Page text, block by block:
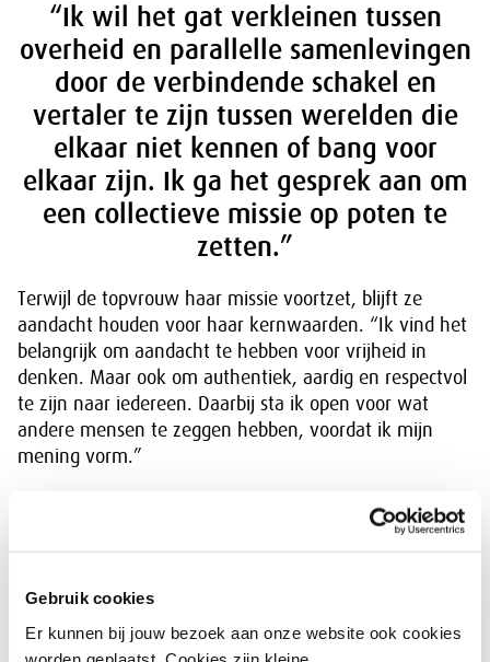
Gebruik cookies
Er kunnen bij jouw bezoek aan onze website ook cookies
“Ik wil het gat verkleinen tussen
overheid en parallelle samenlevingen
door de verbindende schakel en
vertaler te zijn tussen werelden die
elkaar niet kennen of bang voor
elkaar zijn. Ik ga het gesprek aan om
een collectieve missie op poten te
zetten.”
Terwijl de topvrouw haar missie voortzet, blijft ze
aandacht houden voor haar kernwaarden. “Ik vind het
belangrijk om aandacht te hebben voor vrijheid in
denken. Maar ook om authentiek, aardig en respectvol
te zijn naar iedereen. Daarbij sta ik open voor wat
andere mensen te zeggen hebben, voordat ik mijn
mening vorm.”
Natuurlijk komt Meryem ergens vandaan, heeft ze een
achtergrond en een religie. Desondanks laat ze zich
omdat je Turks bent of Nederlands? Meryem: “Ik zie
te komen van dat stigma. Toch heb ikzelf inmiddels los